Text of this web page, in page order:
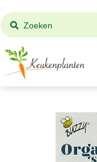
Zoeken